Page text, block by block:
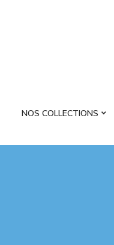
NOS COLLECTIONS